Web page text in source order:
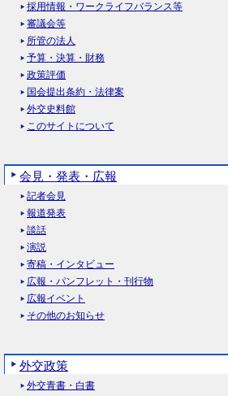
採用情報・ワークライフバランス等
審議会等
所管の法人
予算・決算・財務
政策評価
国会提出条約・法律案
外交史料館
このサイトについて
会見・発表・広報
記者会見
報道発表
談話
演説
寄稿・インタビュー
広報・パンフレット・刊行物
広報イベント
その他のお知らせ
外交政策
外交青書・白書